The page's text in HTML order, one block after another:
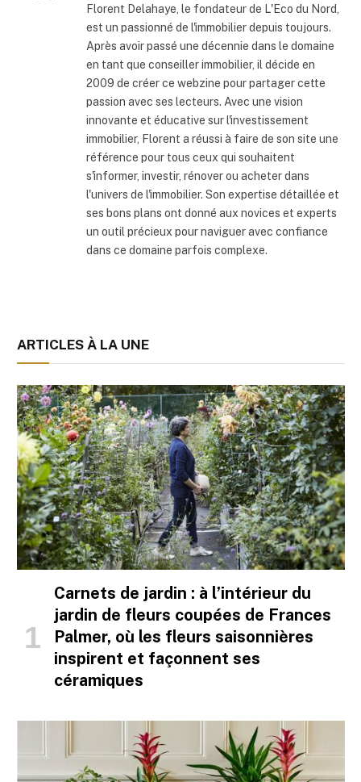
Florent Delahaye, le fondateur de L'Eco du Nord,
est un passionné de l'immobilier depuis toujours.
Après avoir passé une décennie dans le domaine
en tant que conseiller immobilier, il décide en
2009 de créer ce webzine pour partager cette
passion avec ses lecteurs. Avec une vision
innovante et éducative sur l'investissement
immobilier, Florent a réussi à faire de son site une
référence pour tous ceux qui souhaitent
s'informer, investir, rénover ou acheter dans
l'univers de l'immobilier. Son expertise détaillée et
ses bons plans ont donné aux novices et experts
un outil précieux pour naviguer avec confiance
dans ce domaine parfois complexe.
ARTICLES À LA UNE
Carnets de jardin : à l’intérieur du
jardin de fleurs coupées de Frances
Palmer, où les fleurs saisonnières
inspirent et façonnent ses
céramiques